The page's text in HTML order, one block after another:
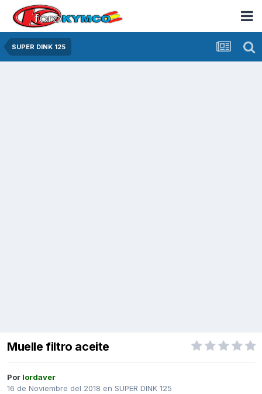
SUPER DINK 125
Muelle filtro aceite
Por lordaver
16 de Noviembre del 2018 en SUPER DINK 125